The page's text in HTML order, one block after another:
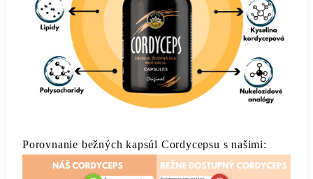
Porovnanie bežných kapsúl Cordycepsu s našimi: